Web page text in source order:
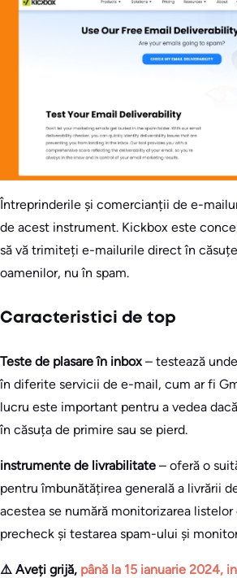
Întreprinderile și comercianții de e-
de acest instrument. Kickbox este
să vă trimiteți e-mailurile direct în
oamenilor, nu în spam.
Caracteristici de top
Teste de plasare în inbox– testează
în diferite servicii de e-mail, cum ar fi
lucru este important pentru a vedea
în căsuța de primire sau se pierd.
instrumente de livrabilitate – oferă o
pentru îmbunătățirea generală a livrării
acestea se numără monitorizarea
precheck și testarea spam-ului și
⚠️ Aveți grijă, până la 15 ianuarie 2024,